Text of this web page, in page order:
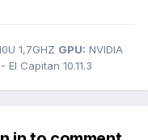
1,7GHZ GPU: NVIDIA
El Capitan 10.11.3